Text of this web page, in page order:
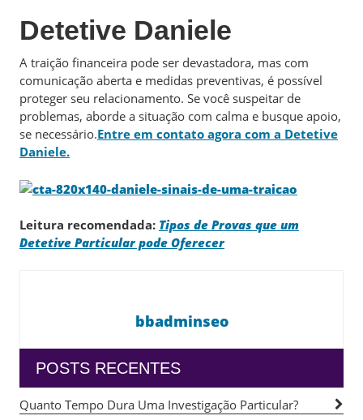
Detetive Daniele
A traição financeira pode ser devastadora, mas com
comunicação aberta e medidas preventivas, é possível
proteger seu relacionamento. Se você suspeitar de
problemas, aborde a situação com calma e busque apoio,
se necessário.Entre em contato agora com a Detetive
Daniele.
Leitura recomendada: Tipos de Provas que um
Detetive Particular pode Oferecer
bbadminseo
POSTS RECENTES
Quanto Tempo Dura Uma Investigação Particular?